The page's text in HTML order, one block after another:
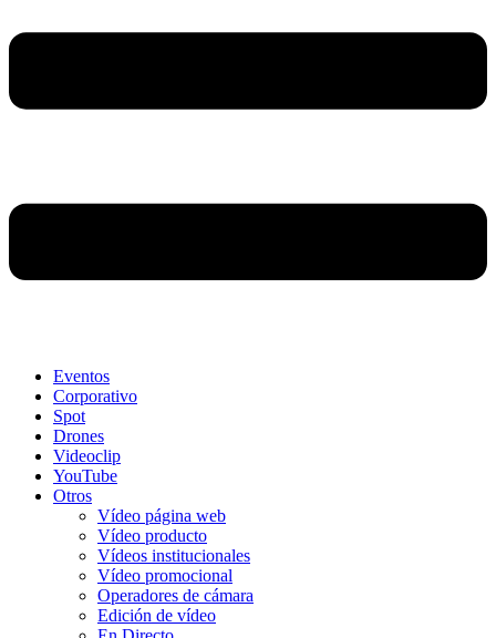
Eventos
Corporativo
Spot
Drones
Videoclip
YouTube
Otros
Vídeo página web
Vídeo producto
Vídeos institucionales
Vídeo promocional
Operadores de cámara
Edición de vídeo